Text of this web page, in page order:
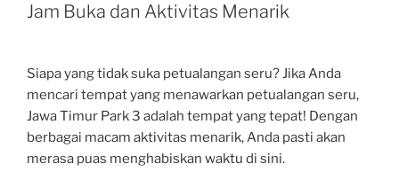
Jam Buka dan Aktivitas Menarik
Siapa yang tidak suka petualangan seru? Jika Anda
mencari tempat yang menawarkan petualangan seru,
Jawa Timur Park 3 adalah tempat yang tepat! Dengan
berbagai macam aktivitas menarik, Anda pasti akan
merasa puas menghabiskan waktu di sini.